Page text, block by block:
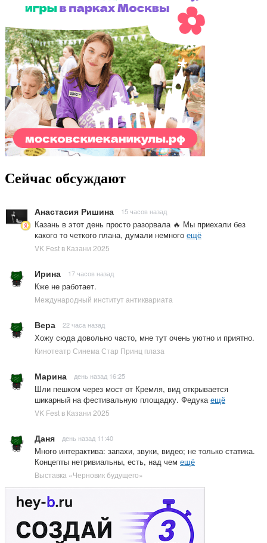
Сейчас обсуждают
Анастасия Ришина 15 часов назад
Казань в этот день просто разорвала 🔥 Мы приехали без
какого то четкого плана, думали немного ещё
VK Fest в Казани 2025
Ирина 17 часов назад
Кже не работает.
Международный институт антиквариата
Вера 22 часа назад
Хожу сюда довольно часто, мне тут очень уютно и приятно.
Кинотеатр Синема Стар Принц плаза
Марина день назад 16:25
Шли пешком через мост от Кремля, вид открывается
шикарный на фестивальную площадку. Федукаещё
VK Fest в Казани 2025
Даня день назад 11:40
Много интерактива: запахи, звуки, видео; не только статика.
Концепты нетривиальны, есть, над чем ещё
Выставка «Черновик будущего»